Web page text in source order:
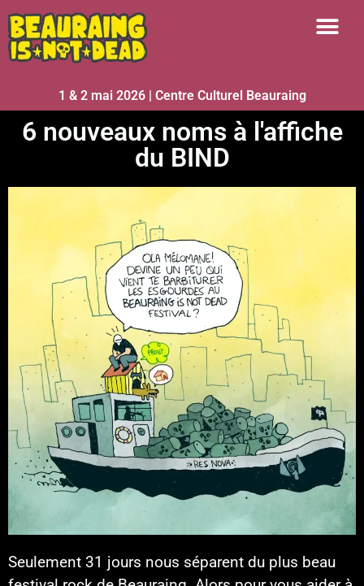
1 & 2 mai 2026 | Centre Culturel Beauraing
6 nouveaux noms à l'affiche
du BIND
Seulement 31 jours nous séparent du plus beau